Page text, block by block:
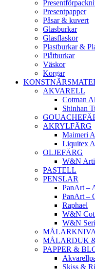
Presentpapper
Påsar & kuvert
Glasburkar
Glasflaskor
Plastburkar &
Plåtburkar
Väskor
Korgar
AKVARELL
Cotman
Shinhan
AKRYLFÄRG
Maimeri
Liquitex
OLJEFÄRG
W&N
PASTELL
PENSLAR
PanArt –
PanArt –
Raphael
W&N
W&N
MÅLARDUK
PAPPER &
Skiss &